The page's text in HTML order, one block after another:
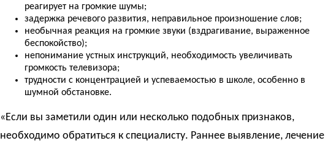
реагирует на громкие шумы;
задержка речевого развития, неправильное произношение слов;
необычная реакция на громкие звуки (вздрагивание, выраженное
беспокойство);
непонимание устных инструкций, необходимость увеличивать
громкость телевизора;
трудности с концентрацией и успеваемостью в школе, особенно в
шумной обстановке.
«Если вы заметили один или несколько подобных признаков,
необходимо обратиться к специалисту. Раннее выявление, лечение